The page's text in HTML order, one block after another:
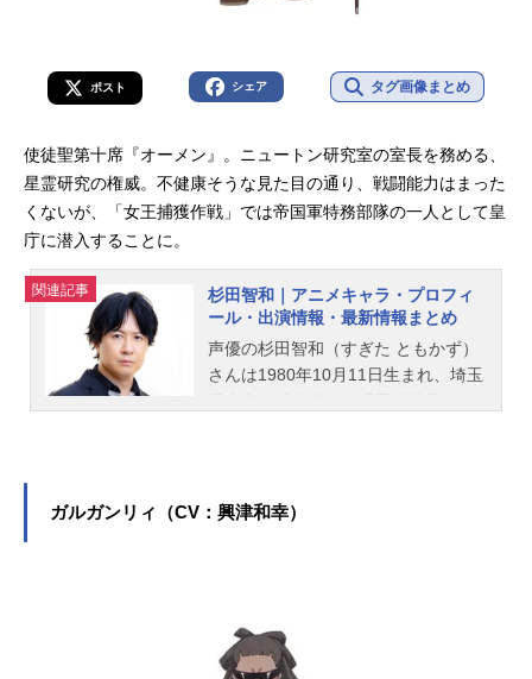
ポスト シェア タグ画像まとめ
使徒聖第十席『オーメン』。ニュートン研究室の室長を務める、
星霊研究の権威。不健康そうな見た目の通り、戦闘能力はまった
くないが、「女王捕獲作戦」では帝国軍特務部隊の一人として皇
庁に潜入することに。
関連記事
杉田智和｜アニメキャラ・プロフィ
ール・出演情報・最新情報まとめ
声優の杉田智和（すぎた ともかず）
さんは1980年10月11日生まれ、埼玉
は、杉田智和さんのオススメ記事を
ガルガンリィ（CV：興津和幸）